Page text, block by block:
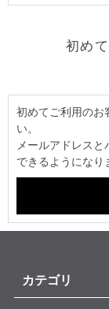
初め
初めてご利用のお
い。
メールアドレス
できるようになり
カテゴリ